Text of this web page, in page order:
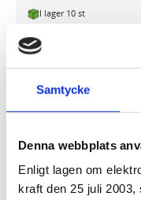
Samtycke
Denna webbplats
Enligt lagen om
kraft den 25 juli
I lager 10 st
-
541,08 kr/st